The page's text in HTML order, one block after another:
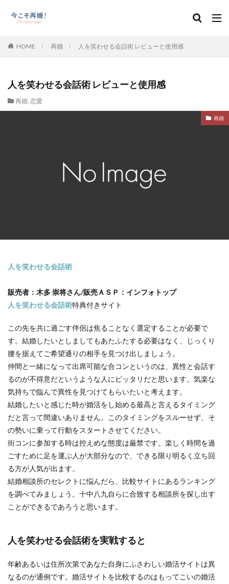
HOME 再婚 人を笑わせる会話術 レビューと使用感
人を笑わせる会話術 レビューと使用感
再婚, 恋愛
再婚
人を笑わせる会話術
販売者：木多 崇将さん/販売ＡＳＰ：インフォトップ
人を笑わせる会話術特典付きサイト
この先を共に過ごす伴侶は焦ることなく選定することが必要で
す。結婚したいとしましてもあたふたする必要はなく、じっくり
腰を据えてご希望通りの相手を見つけ出しましょう。
仲間と一緒になって出席可能な合コンというのは、異性と会話す
るのが不得意だというような人にピッタリだと思います。気楽な
気持ちで臨んで異性を見つけてもらいたいと考えます。
結婚したいと感じた時が婚活をし始める最高と言えるタイミング
だと言って間違いありません。このタイミングをスルーせず、そ
の勢いに乗って行動をスタートさせてください。
街コンに参加する時は控えめな態度は厳禁です。楽しく時間を過
ごすために足を運ぶ人が大部分なので、できる限り明るく立ち回
る方が人気が出ます。
結婚相談所のセレクトに悩んだら、比較サイトにあるランキング
を調べてみましょう。十中八九自らに合致する相談所を探し出す
ことができるであろうと思います。
人を笑わせる会話術を実戦すると
年齢あるいは住所次第であなた自身にふさわしい婚活サイトは異
なるのが通例です。婚活サイトを比較するのはもってこいの婚活